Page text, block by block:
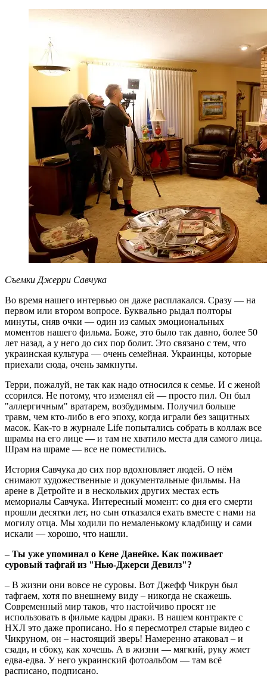
Съемки Джерри Савчука
Во время нашего интервью он даже расплакался. Сразу — на
первом или втором вопросе. Буквально рыдал полторы
минуты, сняв очки — один из самых эмоциональных
моментов нашего фильма. Боже, это было так давно, более 50
лет назад, а у него до сих пор болит. Это связано с тем, что
украинская культура — очень семейная. Украинцы, которые
приехали сюда, очень замкнуты.
Терри, пожалуй, не так как надо относился к семье. И с женой
ссорился. Не потому, что изменял ей — просто пил. Он был
"аллергичным" вратарем, возбудимым. Получил больше
травм, чем кто-либо в его эпоху, когда играли без защитных
масок. Как-то в журнале Life попытались собрать в коллаж все
шрамы на его лице — и там не хватило места для самого лица.
Шрам на шраме — все не поместились.
История Савчука до сих пор вдохновляет людей. О нём
снимают художественные и документальные фильмы. На
арене в Детройте и в нескольких других местах есть
мемориалы Савчука. Интересный момент: со дня его смерти
прошли десятки лет, но сын отказался ехать вместе с нами на
могилу отца. Мы ходили по немаленькому кладбищу и сами
искали — хорошо, что нашли.
– Ты уже упоминал о Кене Данейке. Как поживает
суровый тафгай из "Нью-Джерси Девилз"?
– В жизни они вовсе не суровы. Вот Джефф Чикрун был
тафгаем, хотя по внешнему виду – никогда не скажешь.
Современный мир таков, что настойчиво просят не
использовать в фильме кадры драки. В нашем контракте с
НХЛ это даже прописано. Но я пересмотрел старые видео с
Чикруном, он – настоящий зверь! Намеренно атаковал – и
сзади, и сбоку, как хочешь. А в жизни — мягкий, руку жмет
едва-едва. У него украинский фотоальбом — там всё
расписано, подписано.